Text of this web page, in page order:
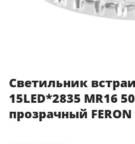
Светильник
15LED*2835 MR16
прозрачный FERON